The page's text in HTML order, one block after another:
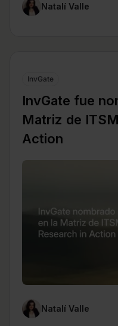
Natalí Valle
InvGate
InvGate fue
Matriz de
Action
Natalí Valle